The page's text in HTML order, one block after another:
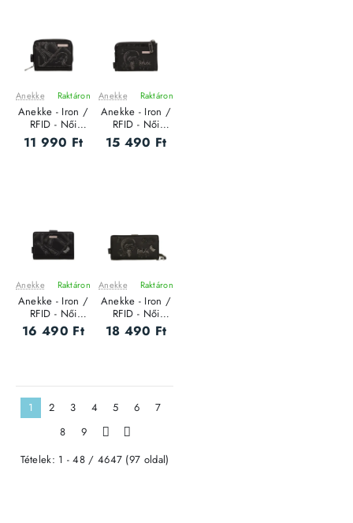
ÚJ
Anekke Raktáron
Anekke - Iron /
RFID - Női
pénztárca - S
11 990 Ft
ÚJ
Anekke Raktáron
Anekke - Iron /
RFID - Női
pénztárca - M
15 490 Ft
ÚJ
Anekke Raktáron
Anekke - Iron /
RFID - Női
pénztárca - M
16 490 Ft
ÚJ
Anekke Raktáron
Anekke - Iron /
RFID - Női
pénztárca - L
18 490 Ft
1 2 3 4 5 6
7
8
9 >
>|
Tételek: 1 - 48 / 4647 (97 oldal)